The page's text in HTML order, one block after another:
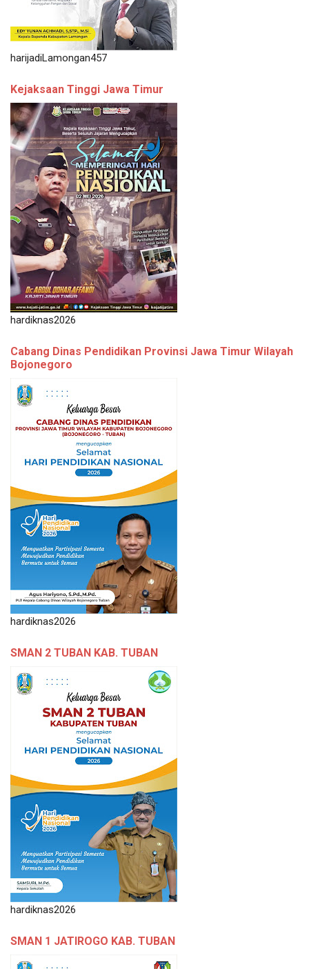
harijadiLamongan457
Kejaksaan Tinggi Jawa Timur
hardiknas2026
Cabang Dinas Pendidikan Provinsi Jawa Timur Wilayah
Bojonegoro
hardiknas2026
SMAN 2 TUBAN KAB. TUBAN
hardiknas2026
SMAN 1 JATIROGO KAB. TUBAN